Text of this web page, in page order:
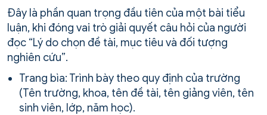
Đây là phần quan trọng đầu tiên của một bài tiểu
luận, khi đóng vai trò giải quyết câu hỏi của người
đọc “Lý do chọn đề tài, mục tiêu và đối tượng
nghiên cứu”.
Trang bìa: Trình bày theo quy định của trường
(Tên trường, khoa, tên đề tài, tên giảng viên, tên
sinh viên, lớp, năm học).